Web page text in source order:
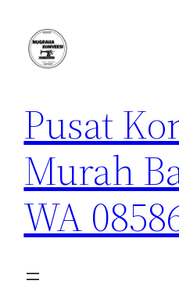
konten
Pusat
Murah
WA